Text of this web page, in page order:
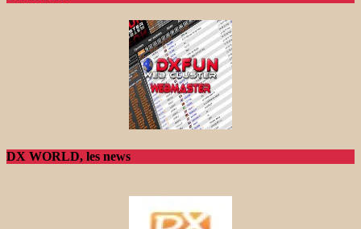
DX WORLD, les news